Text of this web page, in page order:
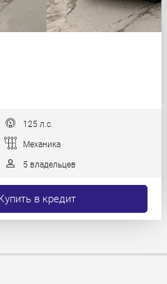
125 л.с.
Механика
5 владельцев
в кредит